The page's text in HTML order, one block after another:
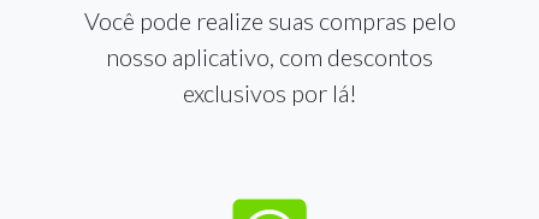
Você pode realize suas compras pelo
nosso aplicativo, com descontos
exclusivos por lá!